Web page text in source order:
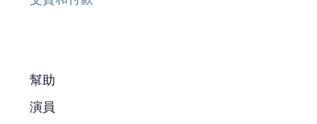
幫助
演員